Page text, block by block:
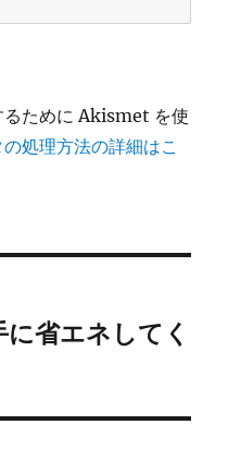
るために Akismet を使
処理方法の詳細はこ
省エネしてく